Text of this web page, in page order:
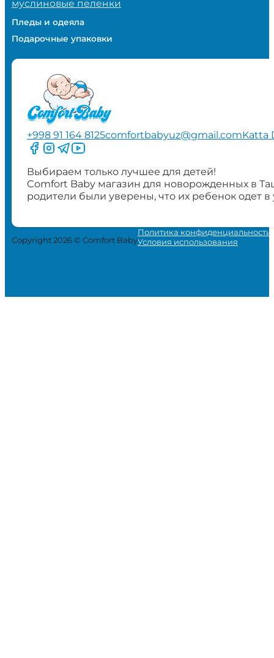
муслиновые пеленки
Пледы и одеяла
Подарочные упаковки
+998 91 164 8125comfortbabyuz@gmail.comKatta
Следите за нами на Facebook
Следите за нами в Instagram
Следите за нами в Telegram
Следите за нами в YouTube
Выбираем только лучшее для детей!
Comfort Baby магазин для новорожденных в
родители были уверены, что их ребенок одет
Copyright 2026 © Comfort Baby
Политика конфиденциальности
Условия использования